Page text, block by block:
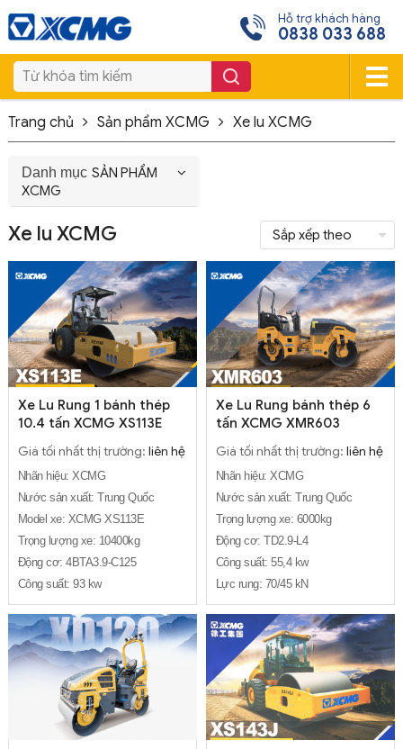
Hỗ trợ khách hàng
0838 033 688
Trang chủ Sản phẩm XCMG Xe lu XCMG
Danh mục SẢN PHẨM
XCMG
Xe lu XCMG
Xe Lu Rung 1 bánh thép
10.4 tấn XCMG XS113E
Giá tối nhất thị trường: liên hệ
Nhãn hiệu: XCMG
Nước sản xuất: Trung Quốc
Model xe: XCMG XS113E
Trọng lượng xe: 10400kg
Động cơ: 4BTA3.9-C125
Công suất: 93 kw
Xe Lu Rung bánh thép 6
tấn XCMG XMR603
Giá tối nhất thị trường: liên hệ
Nhãn hiệu: XCMG
Nước sản xuất: Trung Quốc
Trọng lượng xe: 6000kg
Động cơ: TD2.9-L4
Công suất: 55,4 kw
Lực rung: 70/45 kN